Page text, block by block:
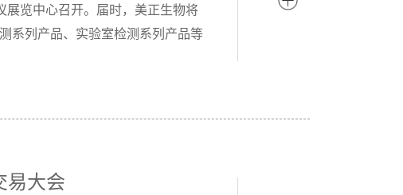
览中心召开。届时，美正生物将
系列产品、实验室检测系列产品等
易大会